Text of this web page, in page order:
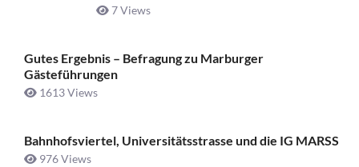
7 Views
Gutes Ergebnis – Befragung zu Marburger
Gästeführungen
1613 Views
Bahnhofsviertel, Universitätsstrasse und die IG MARSS
976 Views